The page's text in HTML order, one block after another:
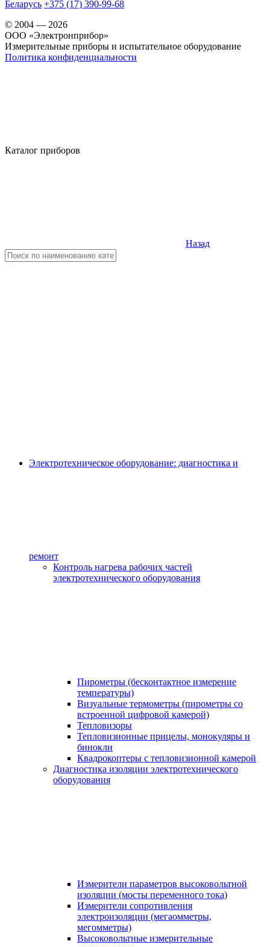
Беларусь +375 (17) 390-99-68
© 2004 — 2026
OOO «Электронприбор»
Измерительные приборы и испытательное оборудование
Политика конфиденциальности
Каталог приборов
Назад
Электротехническое оборудование: диагностика и
ремонт
Контроль нагрева рабочих частей
электротехнического оборудования
Пирометры (бесконтактное измерение
температуры)
Визуальные термометры (пирометры со
встроенной цифровой камерой)
Тепловизоры
Тепловизионные прицелы, монокуляры и
бинокли
Квадрокоптеры с тепловизионной камерой
Диагностика изоляции электротехнического
оборудования
Измерители параметров высоковольтной
изоляции (мосты переменного тока)
Измерители сопротивления
электроизоляции (мегаомметры,
мегомметры)
Высоковольтные измерительные